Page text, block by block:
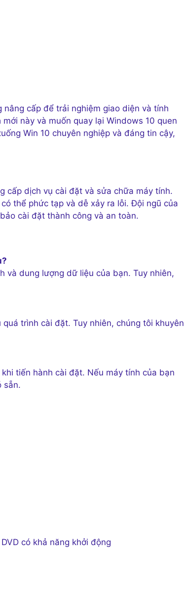
nâng cấp để trải nghiệm giao diện và tính
này và muốn quay lại Windows 10 quen
Win 10 chuyên nghiệp và đáng tin cậy,
cấp dịch vụ cài đặt và sửa chữa máy tính.
thể phức tạp và dễ xảy ra lỗi. Đội ngũ của
cài đặt thành công và an toàn.
và dung lượng dữ liệu của bạn. Tuy nhiên,
trình cài đặt. Tuy nhiên, chúng tôi khuyên
tiến hành cài đặt. Nếu máy tính của bạn
sẵn.
có khả năng khởi động